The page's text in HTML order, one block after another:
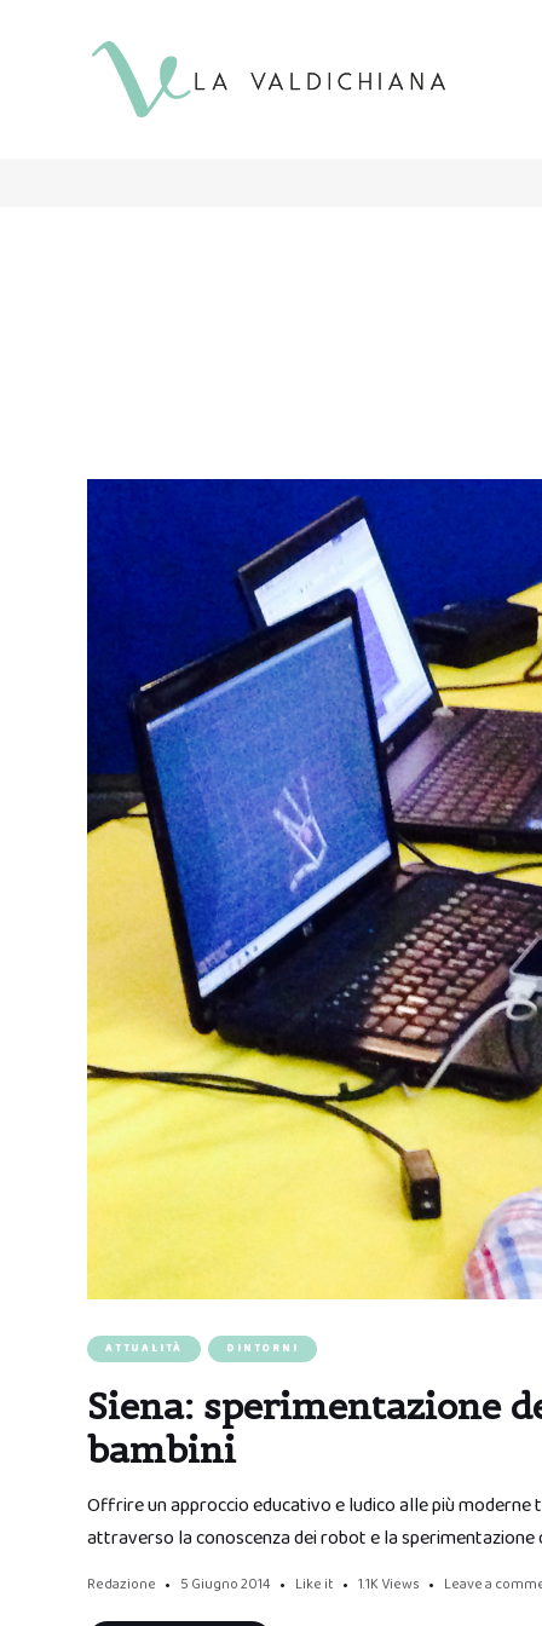
ATTUALITÀ DINTORNI
Siena: sperimentazione
bambini
Offrire un approccio educativo e ludico alle più
attraverso la conoscenza dei robot e la sperimentazione
Redazione 5 Giugno 2014 Like it 1.1K Views Leave a